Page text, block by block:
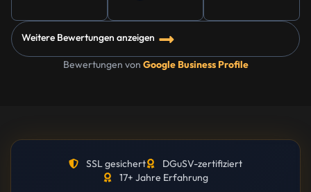
Weitere Bewertungen anzeigen
Bewertungen von Google Business Profile
SSL gesichert
DGuSV-zertifiziert
17+ Jahre Erfahrung